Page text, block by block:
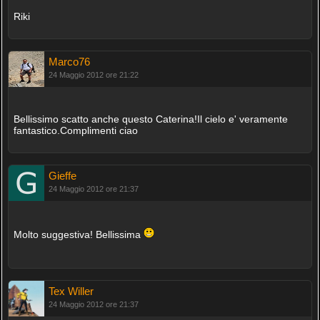
Riki
Marco76
24 Maggio 2012 ore 21:22
Bellissimo scatto anche questo Caterina!Il cielo e' veramente
fantastico.Complimenti ciao
Gieffe
24 Maggio 2012 ore 21:37
Molto suggestiva! Bellissima
Tex Willer
24 Maggio 2012 ore 21:37